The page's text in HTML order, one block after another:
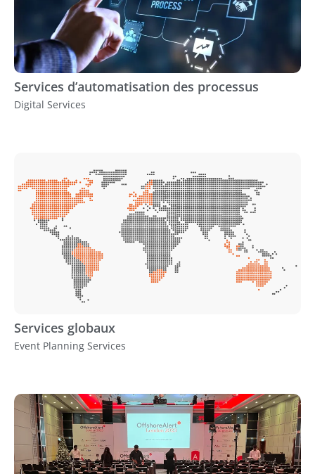
Services d’automatisation des processus
Digital Services
Services globaux
Event Planning Services